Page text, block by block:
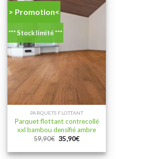
> Promotion<
*** Stock limité ***
PARQUETS FLOTTANT
Parquet flottant contrecollé
xxl bambou densifié ambre
59,90€ Le
prix
initial
35,90€Le
actuel